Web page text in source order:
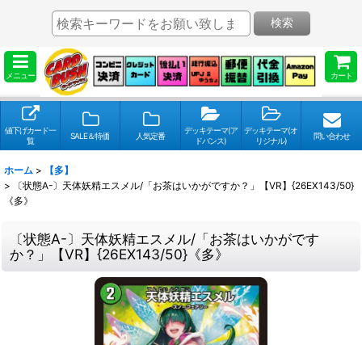
メニュー カート
検索
値下げカード一
覧
SALE＆特価 人気定番
デッキテーマ(ア
ドバンス)
デッキテーマ(オ
リジナル)
問い合わせ
ホーム >
【多】
>
〔状態A-〕天体妖精エスメル/「お茶はいかがですか？」【VR】{26EX143/50}
《多》
〔状態A-〕天体妖精エスメル/「お茶はいかがです
か？」【VR】{26EX143/50}《多》